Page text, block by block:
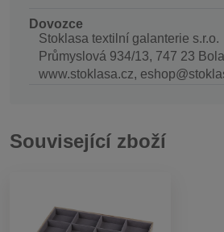
Dovozce
Stoklasa textilní galanterie s.r.o.
Průmyslová 934/13, 747 23
www.stoklasa.cz,
Související zboží